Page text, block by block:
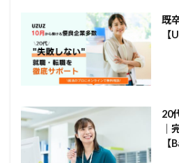
既
【
20
｜
【